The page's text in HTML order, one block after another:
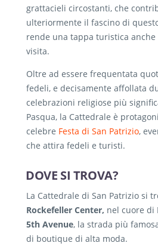
grattacieli circostanti, che
ulteriormente il fascino di
rende una tappa turistica
visita.
Oltre ad essere frequentata
fedeli, e decisamente affollata
celebrazioni religiose più
Pasqua, la Cattedrale è
celebre Festa di San Patrizio,
che attira fedeli e turisti.
DOVE SI TROVA?
La Cattedrale di San Patrizio si
Rockefeller Center, nel cuore di
5th Avenue, la strada più
di boutique di alta moda.